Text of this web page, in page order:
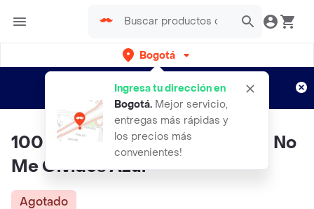
Bogotá
Ingresa tu dirección en
Bogotá. Mejor servicio,
entregas más rápidas y
los precios más
convenientes!
envíos gratis por semanas
Aplican TyC
100 Semillas Orgánicas De Flor No
Me Olvides Azul
Agotado